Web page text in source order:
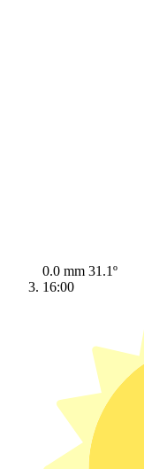
0.0 mm 31.1º
16:00